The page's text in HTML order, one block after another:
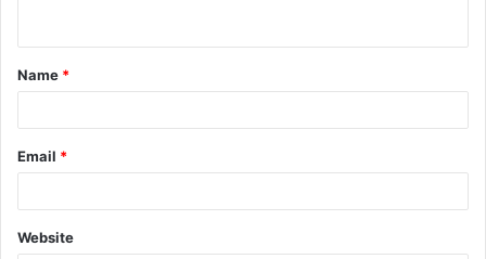
Name *
Email *
Website